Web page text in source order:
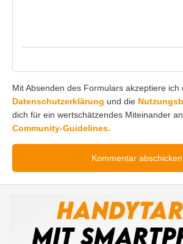
Mit Absenden des Formulars akzeptiere ich
Datenschutzerklärung und die
dich für ein wertschätzendes Miteinander an
Community-Guidelines.